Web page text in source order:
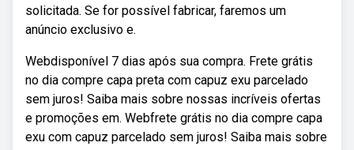
solicitada. Se for possível fabricar, faremos um
anúncio exclusivo e.
Webdisponível 7 dias após sua compra. Frete grátis
no dia compre capa preta com capuz exu parcelado
sem juros! Saiba mais sobre nossas incríveis ofertas
e promoções em. Webfrete grátis no dia compre capa
exu com capuz parcelado sem juros! Saiba mais sobre